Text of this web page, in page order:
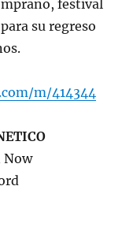
festival
su regreso
m/414344
Now